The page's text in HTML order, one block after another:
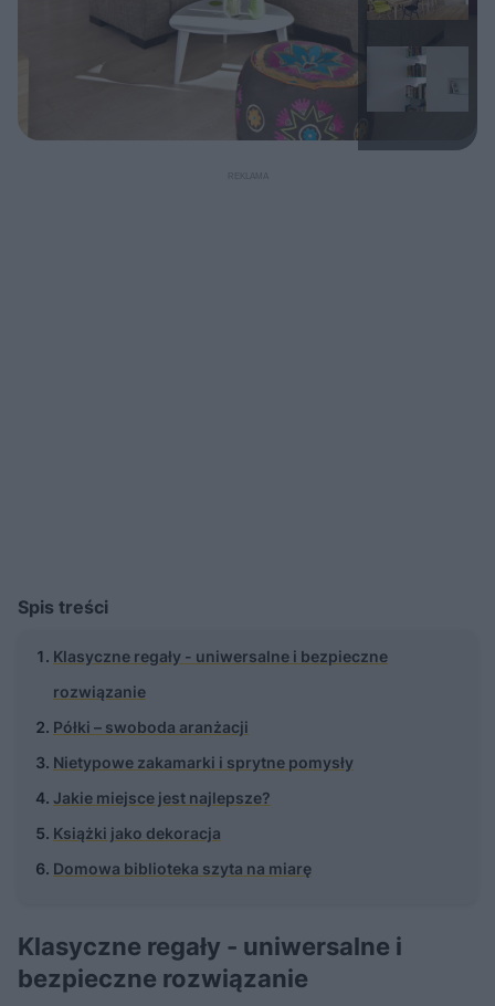
Spis treści
Klasyczne regały - uniwersalne i bezpieczne
rozwiązanie
Półki – swoboda aranżacji
Nietypowe zakamarki i sprytne pomysły
Jakie miejsce jest najlepsze?
Książki jako dekoracja
Domowa biblioteka szyta na miarę
Klasyczne regały - uniwersalne i
bezpieczne rozwiązanie